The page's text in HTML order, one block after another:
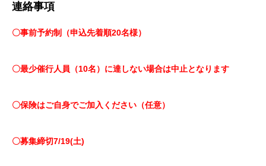
連絡事項
〇事前予約制（申込先着順20名様）
〇最少催行人員（10名）に達しない場合は中止となります
〇保険はご自身でご加入ください（任意）
〇募集締切7/19(土)